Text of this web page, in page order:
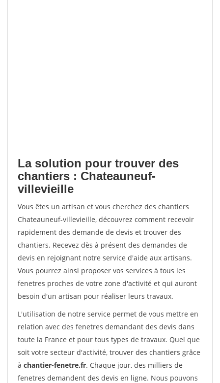
La solution pour trouver des
chantiers : Chateauneuf-
villevieille
Vous êtes un artisan et vous cherchez des chantiers
Chateauneuf-villevieille, découvrez comment recevoir
rapidement des demande de devis et trouver des
chantiers. Recevez dès à présent des demandes de
devis en rejoignant notre service d'aide aux artisans.
Vous pourrez ainsi proposer vos services à tous les
fenetres proches de votre zone d'activité et qui auront
besoin d'un artisan pour réaliser leurs travaux.
L'utilisation de notre service permet de vous mettre en
relation avec des fenetres demandant des devis dans
toute la France et pour tous types de travaux. Quel que
soit votre secteur d'activité, trouver des chantiers grâce
à chantier-fenetre.fr. Chaque jour, des milliers de
fenetres demandent des devis en ligne. Nous pouvons